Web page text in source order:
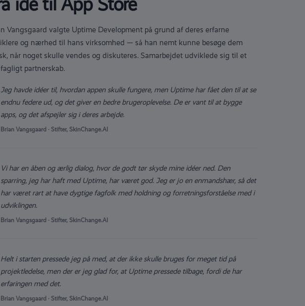
Vangsgaard valgte Uptime Development på grund af deres erfarne
og nærhed til hans virksomhed — så han nemt kunne besøge dem
når noget skulle vendes og diskuteres. Samarbejdet udviklede sig til et
partnerskab.
Jeg havde idéer til, hvordan appen skulle fungere, men Uptime har fået den til at se
endnu federe ud, og det giver en bedre brugeroplevelse. De er vant til at bygge
apps, og det afspejler sig i deres arbejde.
Brian Vangsgaard · Stifter, SkinChange.AI
Vi har en åben og ærlig dialog, hvor de godt tør skyde mine idéer ned. Den
sparring, jeg har haft med Uptime, har været god. Jeg er jo en enmandshær, så det
har været rart at have dygtige fagfolk med holdning og forretningsforståelse med i
udviklingen.
Brian Vangsgaard · Stifter, SkinChange.AI
Helt i starten pressede jeg på med, at der ikke skulle bruges for meget tid på
projektledelse, men der er jeg glad for, at Uptime pressede tilbage, fordi de har
erfaringen med det.
Brian Vangsgaard · Stifter, SkinChange.AI